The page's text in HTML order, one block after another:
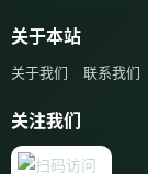
关于本站
关于我们 联系我们
关注我们